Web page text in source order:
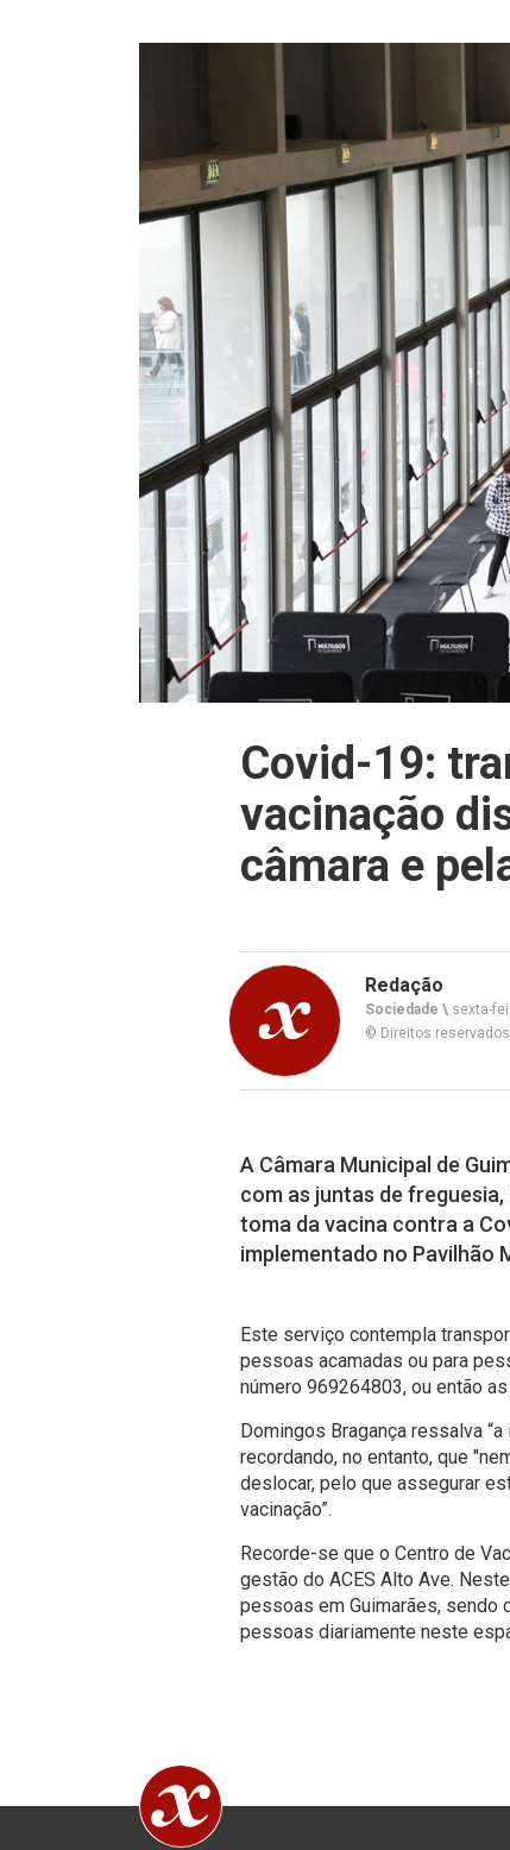
Covid-19:
vacinação
câmara e
Redação
Sociedade \ sexta-
© Direitos reservados
A Câmara Municipal de
com as juntas de
toma da vacina contra a
implementado no Pavilhão
Este serviço contempla
pessoas acamadas ou para
número 969264803, ou então
Domingos Bragança ressalva
recordando, no entanto, que
deslocar, pelo que assegurar
vacinação”.
Recorde-se que o Centro de
gestão do ACES Alto Ave.
pessoas em Guimarães, sendo
pessoas diariamente neste